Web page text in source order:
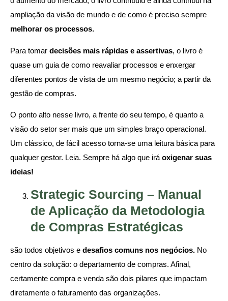
ampliação da visão de mundo e de como é preciso sempre
melhorar os processos.
Para tomar decisões mais rápidas e assertivas, o livro é
quase um guia de como reavaliar processos e enxergar
diferentes pontos de vista de um mesmo negócio; a partir da
gestão de compras.
O ponto alto nesse livro, a frente do seu tempo, é quanto a
visão do setor ser mais que um simples braço operacional.
Um clássico, de fácil acesso torna-se uma leitura básica para
qualquer gestor. Leia. Sempre há algo que irá oxigenar suas
ideias!
Strategic Sourcing – Manual
de Aplicação da Metodologia
de Compras Estratégicas
são todos objetivos e desafios comuns nos negócios. No
centro da solução: o departamento de compras. Afinal,
certamente compra e venda são dois pilares que impactam
diretamente o faturamento das organizações.